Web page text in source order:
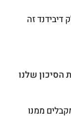
זה
הסיכון שלנו
ממנו